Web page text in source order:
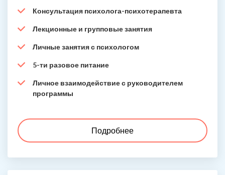
Консультация психолога-психотерапевта
Лекционные и групповые занятия
Личные занятия с психологом
5-ти разовое питание
Личное взаимодействие с руководителем
программы
Подробнее